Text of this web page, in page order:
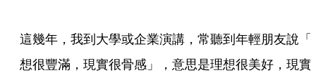
這幾年，我到大學或企業演講，常聽到年輕朋友說「
想很豐滿，現實很骨感」，意思是理想很美好，現實